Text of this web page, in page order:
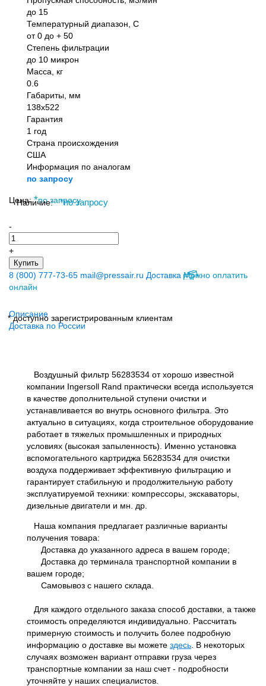
до 15
Температурный диапазон, С
от 0 до + 50
Степень фильтрации
до 10 микрон
Масса, кг
0.6
Габариты, мм
138x522
Гарантия
1 год
Страна происхождения
США
Информация по аналогам
по запросу
Цена: *по запросу
Наличие: *по запросу
-
+
Купить
8 (800) 777-73-65 mail@pressair.ru Доставка Можно оплатить
онлайн
* доступно зарегистрированным клиентам
Описание
Доставка по России
Воздушный фильтр 56283534 от хорошо известной
компании Ingersoll Rand практически всегда используется
в качестве дополнительной ступени очистки и
устанавливается во внутрь основного фильтра. Это
актуально в ситуациях, когда строительное оборудование
работает в тяжелых промышленных и природных
условиях (высокая запыленность). Именно установка
вспомогательного картриджа 56283534 для очистки
воздуха поддерживает эффективную фильтрацию и
гарантирует стабильную и продолжительную работу
эксплуатируемой техники: компрессоры, экскаваторы,
дизельные двигатели и мн. др.
Наша компания предлагает различные варианты
получения товара:
Доставка до указанного адреса в вашем городе;
Доставка до терминала транспортной компании в
вашем городе;
Самовывоз с нашего склада.
Для каждого отдельного заказа способ доставки, а также
стоимость определяются индивидуально. Рассчитать
примерную стоимость и получить более подробную
информацию о доставке вы можете здесь . В некоторых
случаях возможен вариант отправки груза через
транспортные компании за наш счет - подробности
уточняйте у наших специалистов.